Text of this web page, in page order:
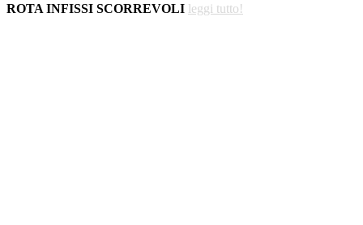
ROTA INFISSI SCORREVOLI leggi tutto!